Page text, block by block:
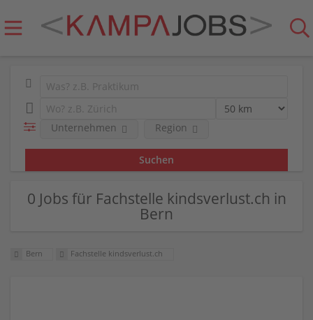
Unternehmen Region
0 Jobs für Fachstelle kindsverlust.ch in
Bern
Bern Fachstelle kindsverlust.ch